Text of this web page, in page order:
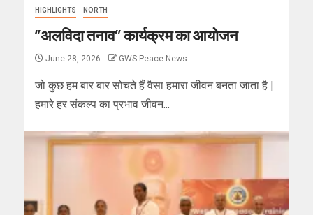
HIGHLIGHTS NORTH
‘’अलविदा तनाव’’ कार्यक्रम का आयोजन
June 28, 2026 GWS Peace News
जो कुछ हम बार बार सोचते हैं वैसा हमारा जीवन बनता जाता है |
हमारे हर संकल्प का प्रभाव जीवन...